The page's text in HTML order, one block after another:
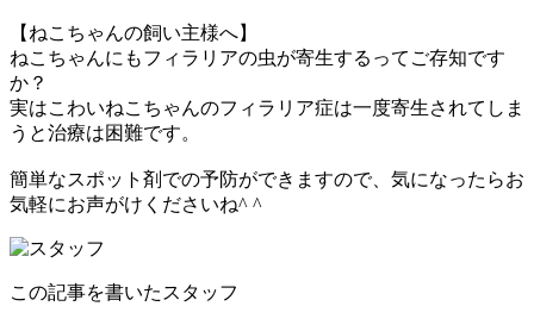
【ねこちゃんの飼い主様へ】
ねこちゃんにもフィラリアの虫が寄生するってご存知です
か？
実はこわいねこちゃんのフィラリア症は一度寄生されてしま
うと治療は困難です。
簡単なスポット剤での予防ができますので、気になったらお
気軽にお声がけくださいね^ ^
この記事を書いたスタッフ